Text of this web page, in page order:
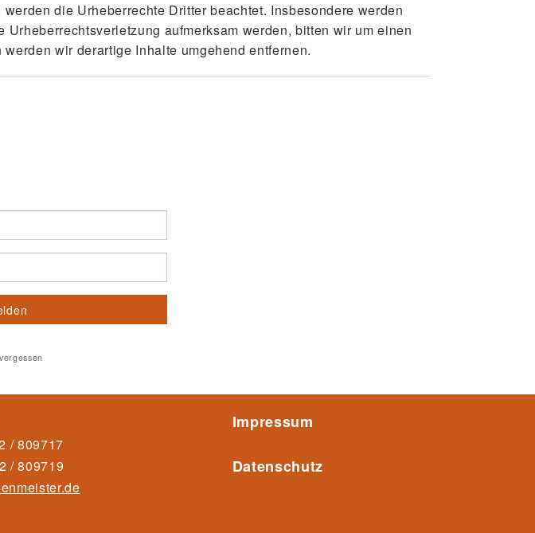
die Urheberrechte Dritter beachtet. Insbesondere werden
aufmerksam werden, bitten wir um einen
wir derartige Inhalte umgehend entfernen.
/ 809717
/ 809719
Impressum
Datenschutz